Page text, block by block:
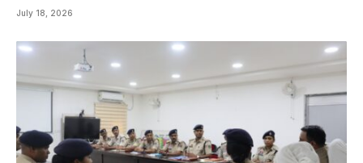
July 18, 2026